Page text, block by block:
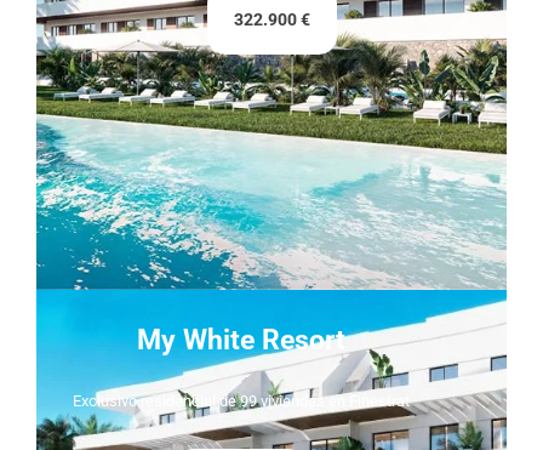
322.900 €
My White Resort
Exclusivo residencial de 99 viviendas en Finestrat